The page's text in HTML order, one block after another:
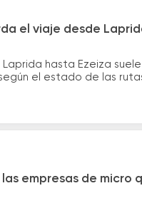
el viaje desde
Laprida hasta Ezeiza
el estado de las
las empresas de micro